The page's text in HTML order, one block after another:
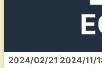
2024/02/21 2024/11/